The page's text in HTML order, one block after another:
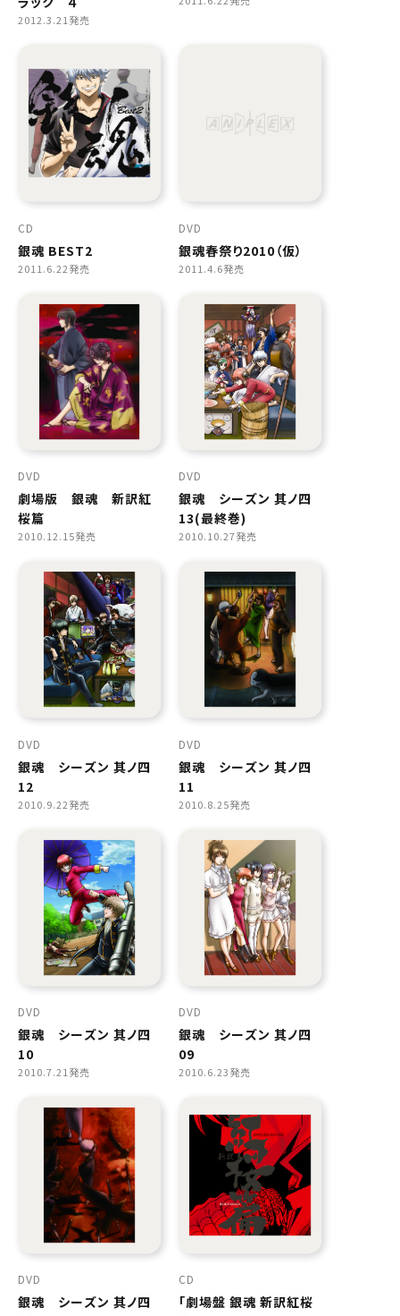
2012.3.21発売
CD
銀魂 BEST2
2011.6.22発売
DVD
銀魂春祭り2010（仮）
2011.4.6発売
DVD
劇場版 銀魂 新訳紅
桜篇
2010.12.15発売
DVD
銀魂 シーズン 其ノ四
13(最終巻)
2010.10.27発売
DVD
銀魂 シーズン 其ノ四
12
2010.9.22発売
DVD
銀魂 シーズン 其ノ四
11
2010.8.25発売
DVD
銀魂 シーズン 其ノ四
10
2010.7.21発売
DVD
銀魂 シーズン 其ノ四
09
2010.6.23発売
DVD
銀魂 シーズン 其ノ四
CD
「劇場盤 銀魂 新訳紅桜